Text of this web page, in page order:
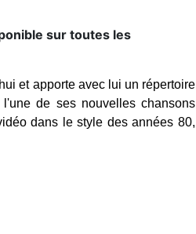
sur toutes les
et apporte avec lui un répertoire
de ses nouvelles chansons
dans le style des années 80,